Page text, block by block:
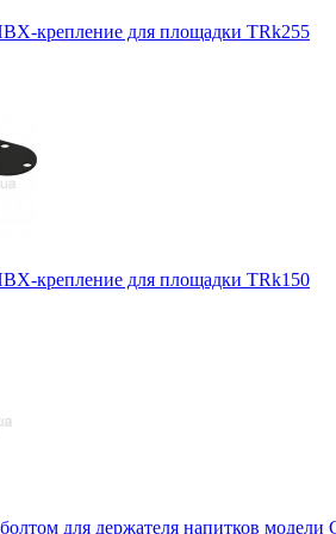
крепление для площадки TRk255
крепление для площадки TRk150
для держателя напитков модели